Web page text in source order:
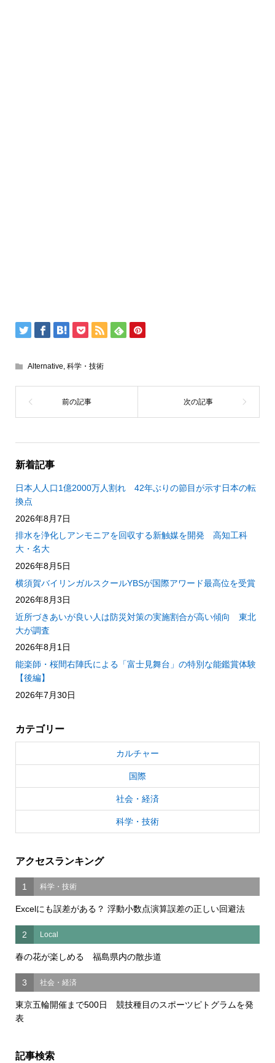
Alternative, 科学・技術
新着記事
日本人人口1億2000万人割れ 42年ぶりの節目が示す日本の転
換点
2026年8月7日
排水を浄化しアンモニアを回収する新触媒を開発 高知工科
大・名大
2026年8月5日
横須賀バイリンガルスクールYBSが国際アワード最高位を受賞
2026年8月3日
近所づきあいが良い人は防災対策の実施割合が高い傾向 東北
大が調査
2026年8月1日
能楽師・桜間右陣氏による「富士見舞台」の特別な能鑑賞体験
【後編】
2026年7月30日
カテゴリー
カルチャー
国際
社会・経済
科学・技術
アクセスランキング
1 科学・技術
Excelにも誤差がある？ 浮動小数点演算誤差の正しい回避法
2 Local
春の花が楽しめる 福島県内の散歩道
3 社会・経済
東京五輪開催まで500日 競技種目のスポーツピトグラムを発
表
記事検索